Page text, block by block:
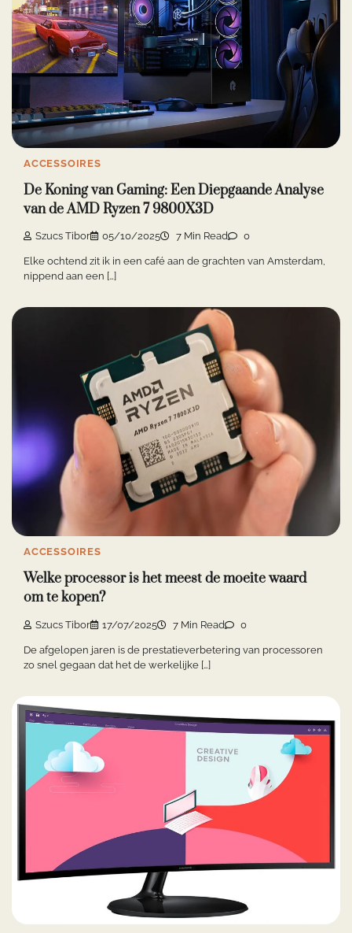
ACCESSOIRES
De Koning van Gaming: Een Diepgaande Analyse
van de AMD Ryzen 7 9800X3D
Szucs Tibor 05/10/2025 7 Min Read 0
Elke ochtend zit ik in een café aan de grachten van Amsterdam,
nippend aan een […]
ACCESSOIRES
Welke processor is het meest de moeite waard
om te kopen?
Szucs Tibor 17/07/2025 7 Min Read 0
De afgelopen jaren is de prestatieverbetering van processoren
zo snel gegaan dat het de werkelijke […]